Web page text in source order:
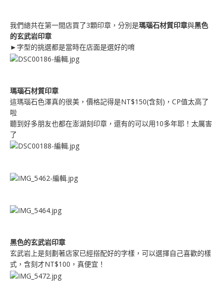
我們總共在第一間店買了3顆印章，分別是瑪瑙石材質印章與黑色
的玄武岩印章
►字型的挑選都是當時在店面是選好的唷
瑪瑙石材質印章
這瑪瑙石色澤真的很美，價格記得是NT$150(含刻)，CP值太高了
啦
聽到好多朋友也都在澎湖刻印章，還有的可以用10多年耶！太厲害
了
黑色的玄武岩印章
玄武岩上是刻劃著店家已經搭配好的字樣，可以選擇自己喜歡的樣
式，含刻才NT$100，真便宜！